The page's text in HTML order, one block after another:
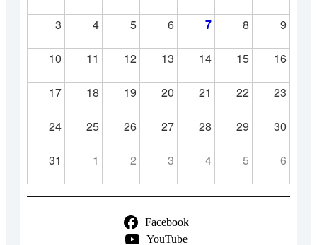
3 4 5 6 7 8 9
10 11 12 13 14 15 16
17 18 19 20 21 22 23
24 25 26 27 28 29 30
31 1 2 3 4 5 6
Facebook
YouTube